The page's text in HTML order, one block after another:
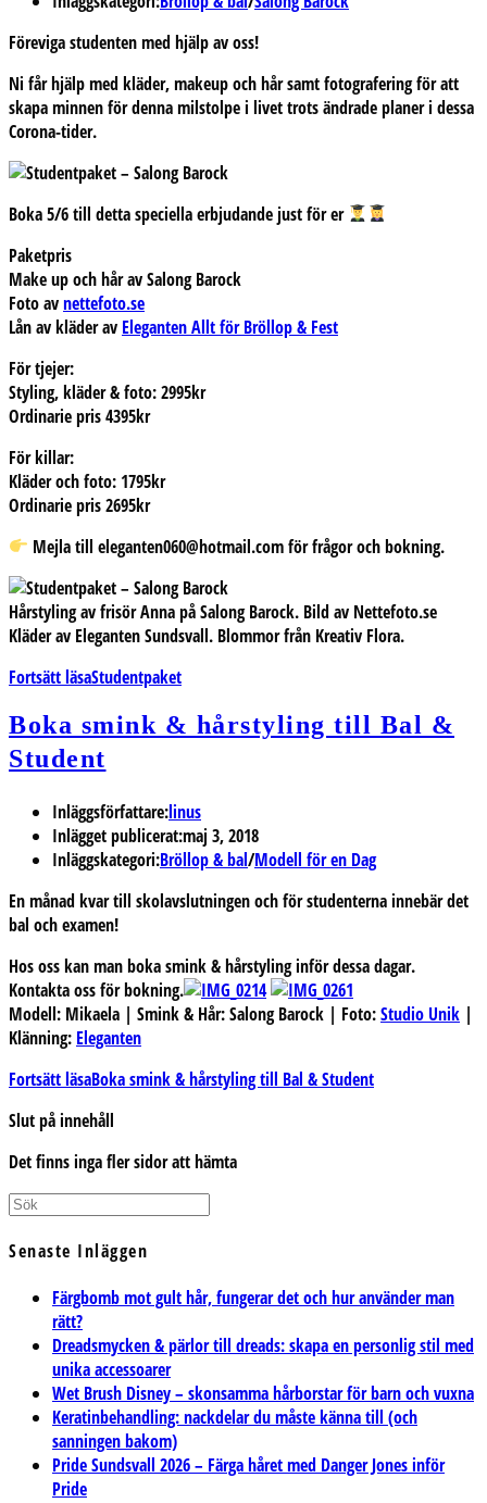
Föreviga studenten med hjälp av oss!
Ni får hjälp med kläder, makeup och hår samt fotografering för att
skapa minnen för denna milstolpe i livet trots ändrade planer i dessa
Corona-tider.
Boka 5/6 till detta speciella erbjudande just för er
Paketpris
Make up och hår av Salong Barock
Foto avnettefoto.se
Lån av kläder av Eleganten Allt för Bröllop & Fest
För tjejer:
Styling, kläder & foto: 2995kr
Ordinarie pris 4395kr
För killar:
Kläder och foto: 1795kr
Ordinarie pris 2695kr
Mejla till eleganten060@hotmail.com för frågor och bokning.
Hårstyling av frisör Anna på Salong Barock. Bild av Nettefoto.se
Kläder av Eleganten Sundsvall. Blommor från Kreativ Flora.
Fortsätt läsaStudentpaket
Boka smink & hårstyling till Bal &
Student
Inläggsförfattare:linus
Inlägget publicerat:maj 3, 2018
Inläggskategori:Bröllop & bal/Modell för en Dag
En månad kvar till skolavslutningen och för studenterna innebär det
bal och examen!
Hos oss kan man boka smink & hårstyling inför dessa dagar.
Kontakta oss för bokning.
Modell: Mikaela | Smink & Hår: Salong Barock | Foto:Studio Unik |
Klänning: Eleganten
Fortsätt läsaBoka smink & hårstyling till Bal & Student
Slut på innehåll
Det finns inga fler sidor att hämta
Senaste Inläggen
Färgbomb mot gult hår, fungerar det och hur använder man
rätt?
Dreadsmycken & pärlor till dreads: skapa en personlig stil med
unika accessoarer
Wet Brush Disney – skonsamma hårborstar för barn och vuxna
Keratinbehandling: nackdelar du måste känna till (och
sanningen bakom)
Pride Sundsvall 2026 – Färga håret med Danger Jones inför
Pride